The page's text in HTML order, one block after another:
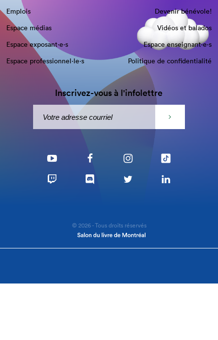
Emplois
Devenir bénévole!
Espace médias
Vidéos et balados
Espace exposant·e⋅s
Espace enseignant·e⋅s
Espace professionnel·le⋅s
Politique de confidentialité
Inscrivez-vous à l'infolettre
© 2026 - Tous droits réservés